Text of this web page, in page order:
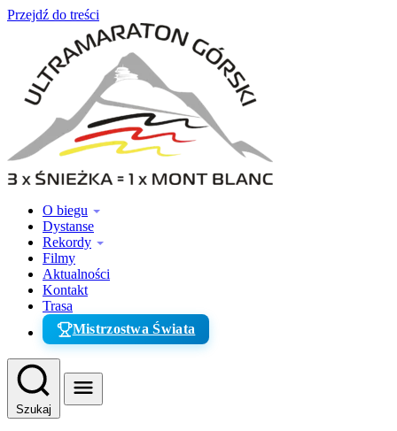
Przejdź do treści
O biegu
Dystanse
Rekordy
Filmy
Aktualności
Kontakt
Trasa
Mistrzostwa Świata
Szukaj